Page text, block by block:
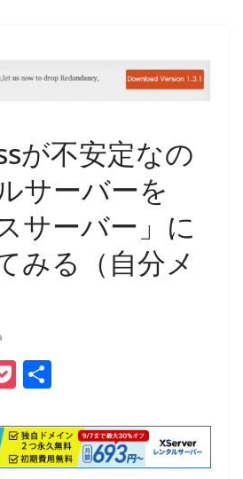
が不安定なの
サーバーを
サーバー」に
みる（自分メ
P
ck
et